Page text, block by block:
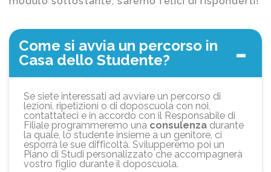
Come si avvia un percorso in
Casa dello Studente?
Se siete interessati ad avviare un percorso di
lezioni, ripetizioni o di doposcuola con noi,
contattateci e in accordo con il Responsabile di
Filiale programmeremo una consulenza durante
la quale, lo studente insieme a un genitore, ci
esporrà le sue difficoltà. Svilupperemo poi un
Piano di Studi personalizzato che accompagnerà
vostro figlio durante il doposcuola.